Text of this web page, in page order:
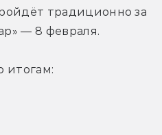
традиционно за
— 8 февраля.
итогам: